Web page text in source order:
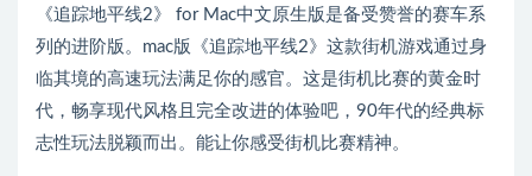
《追踪地平线2》 for Mac中文原生版是备受赞誉的赛车系
列的进阶版。mac版《追踪地平线2》这款街机游戏通过身
临其境的高速玩法满足你的感官。这是街机比赛的黄金时
代，畅享现代风格且完全改进的体验吧，90年代的经典标
志性玩法脱颖而出。能让你感受街机比赛精神。